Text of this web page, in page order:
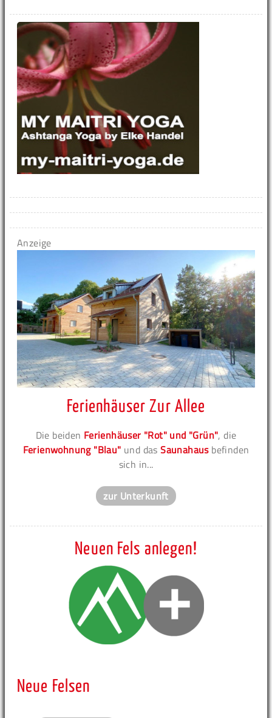
Anzeige
Ferienhäuser Zur Allee
Die beiden Ferienhäuser "Rot" und "Grün", die
Ferienwohnung "Blau" und dasSaunahausbefinden
sich in...
zur Unterkunft
Neuen Fels anlegen!
Neue Felsen